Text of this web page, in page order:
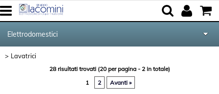
Categoria:
Marca
Home
Elettrodomestici
Lavatrici
28 risultati trovati (20 per pagina - 2 in totale)
1
2 Avanti »